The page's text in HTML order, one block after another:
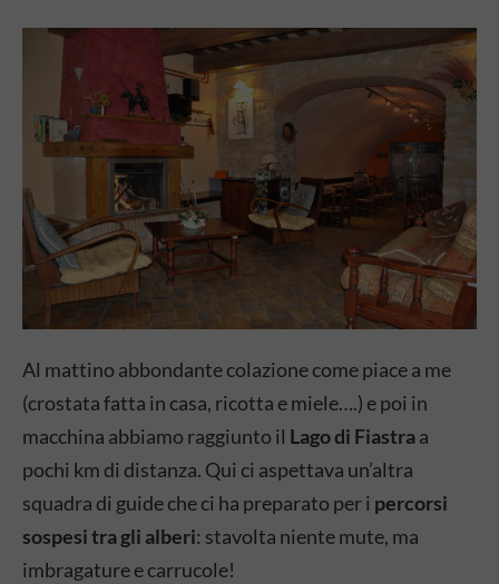
Al mattino abbondante colazione come piace a me
(crostata fatta in casa, ricotta e miele….) e poi in
macchina abbiamo raggiunto il Lago di Fiastraa
pochi km di distanza. Qui ci aspettava un’altra
squadra di guide che ci ha preparato per i percorsi
sospesi tra gli alberi: stavolta niente mute, ma
imbragature e carrucole!